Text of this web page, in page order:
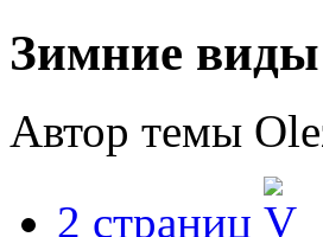
Зимние виды
Автор темы
2 страниц